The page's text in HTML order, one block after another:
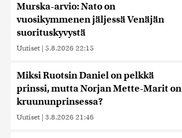
Murska-arvio: Nato on
vuosikymmenen jäljessä Venäjän
suorituskyvystä
Uutiset | 5.8.2026 22:15
Miksi Ruotsin Daniel on pelkkä
prinssi, mutta Norjan Mette-Marit on
kruununprinsessa?
Uutiset | 3.8.2026 21:46